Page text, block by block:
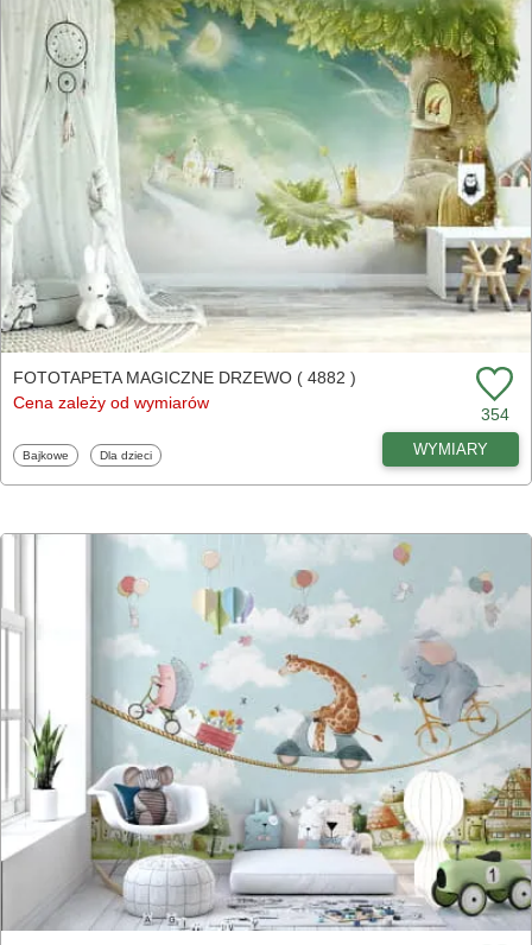
FOTOTAPETA MAGICZNE DRZEWO ( 4882 )
Cena zależy od wymiarów
354
Fototapety
Bajkowe Fototapety
Dla dzieci WYMIARY